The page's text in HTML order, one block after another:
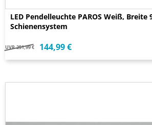
LED Pendelleuchte PAROS Weiß, Breite
Schienensystem
UVP 251,99 € 144,99 €